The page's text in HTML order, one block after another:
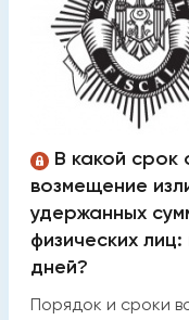
В какой срок
возмещение
удержанных
физических
дней?
Порядок и сроки